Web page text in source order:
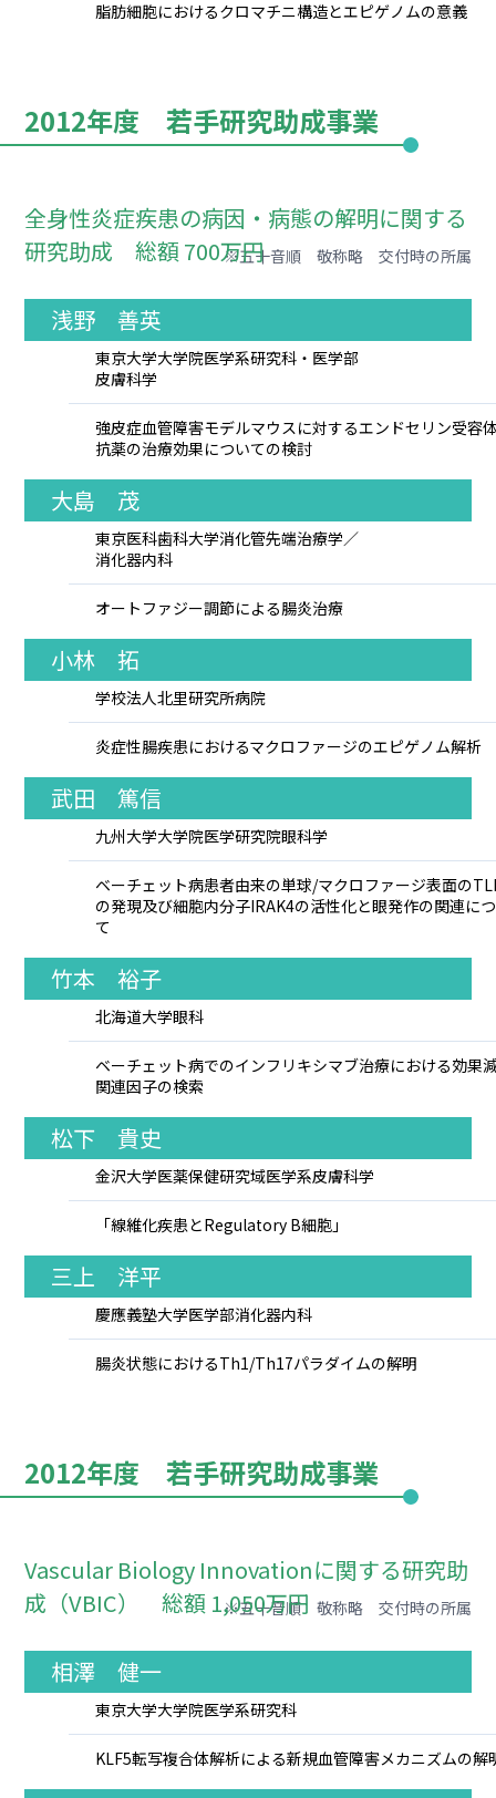
脂肪細胞におけるクロマチニ構造とエピゲノムの意義
2012年度 若手研究助成事業
全身性炎症疾患の病因・病態の解明に関する
研究助成 総額 700万円※五十音順 敬称略 交付時の所属
浅野 善英
東京大学大学院医学系研究科・医学部
皮膚科学
強皮症血管障害モデルマウスに対するエンドセリン受容
抗薬の治療効果についての検討
大島 茂
東京医科歯科大学消化管先端治療学／
消化器内科
オートファジー調節による腸炎治療
小林 拓
学校法人北里研究所病院
炎症性腸疾患におけるマクロファージのエピゲノム解析
武田 篤信
九州大学大学院医学研究院眼科学
ベーチェット病患者由来の単球/マクロファージ表面の
の発現及び細胞内分子IRAK4の活性化と眼発作の関連に
て
竹本 裕子
北海道大学眼科
ベーチェット病でのインフリキシマブ治療における効果
関連因子の検索
松下 貴史
金沢大学医薬保健研究域医学系皮膚科学
「線維化疾患とRegulatory B細胞」
三上 洋平
慶應義塾大学医学部消化器内科
腸炎状態におけるTh1/Th17パラダイムの解明
2012年度 若手研究助成事業
Vascular Biology Innovationに関する研究助
成（VBIC） 総額 1,050万円※五十音順 敬称略 交付時の所属
相澤 健一
東京大学大学院医学系研究科
KLF5転写複合体解析による新規血管障害メカニズムの解